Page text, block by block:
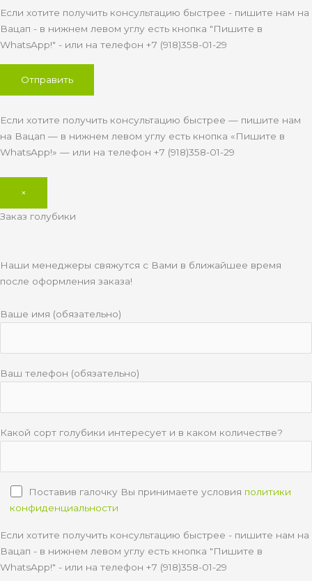
Если хотите получить консультацию быстрее - пишите нам на
Вацап - в нижнем левом углу есть кнопка "Пишите в
WhatsApp!" - или на телефон +7 (918)358-01-29
Если хотите получить консультацию быстрее — пишите нам
на Вацап — в нижнем левом углу есть кнопка «Пишите в
WhatsApp!» — или на телефон +7 (918)358-01-29
×
Заказ голубики
Наши менеджеры свяжутся с Вами в ближайшее время
после оформления заказа!
Ваше имя (обязательно)
Ваш телефон (обязательно)
Какой сорт голубики интересует и в каком количестве?
Поставив галочку Вы принимаете условия политики
конфиденциальности
Если хотите получить консультацию быстрее - пишите нам на
Вацап - в нижнем левом углу есть кнопка "Пишите в
WhatsApp!" - или на телефон +7 (918)358-01-29